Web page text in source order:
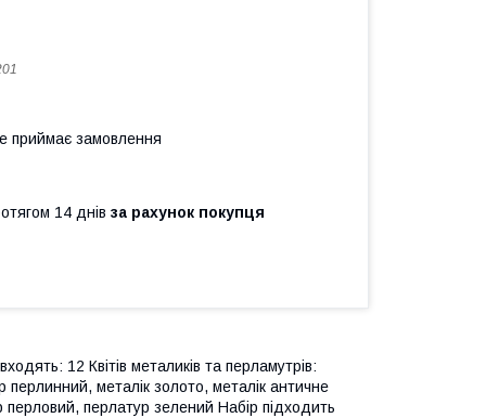
приймає замовлення
14 днів за рахунок покупця
12 Квітів металиків та перламутрів:
металік золото, металік античне
перловий, перлатур зелений Набір підходить